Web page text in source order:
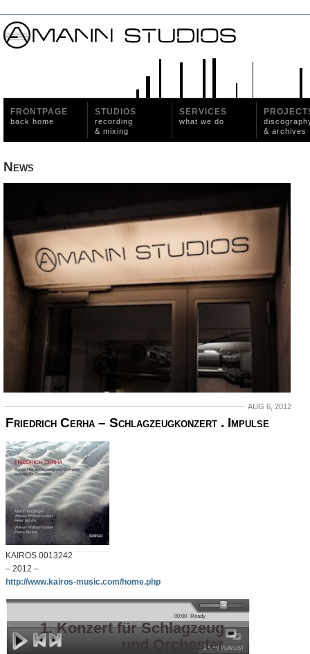
FRONTPAGE
back home
STUDIOS
recording
& mixing
SERVICES
what we do
& archives
News
AUG 6, 2012
Friedrich Cerha – Schlagzeugkonzert . Impulse
KAIROS 0013242
– 2012 –
http://www.kairos-music.com/home.php
1. Konzert für Schlagzeug
und Orchester
00:00 Ready
SHOW PLAYLIST